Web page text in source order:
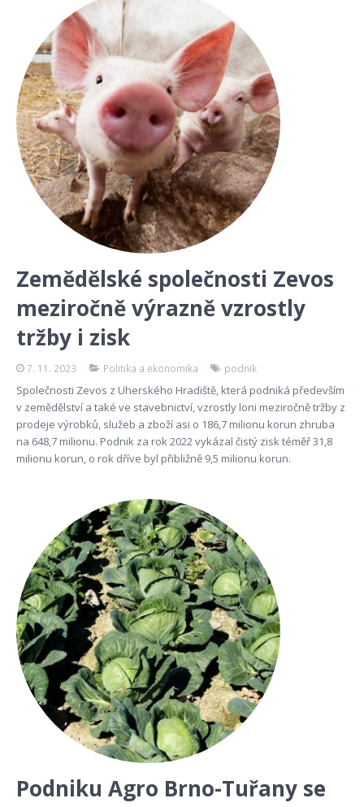
Zemědělské společnosti Zevos
meziročně výrazně vzrostly
tržby i zisk
7. 11. 2023 Politika a ekonomika podnik
Společnosti Zevos z Uherského Hradiště, která podniká především
v zemědělství a také ve stavebnictví, vzrostly loni meziročně tržby z
prodeje výrobků, služeb a zboží asi o 186,7 milionu korun zhruba
na 648,7 milionu. Podnik za rok 2022 vykázal čistý zisk téměř 31,8
milionu korun, o rok dříve byl přibližně 9,5 milionu korun.
Podniku Agro Brno-Tuřany se